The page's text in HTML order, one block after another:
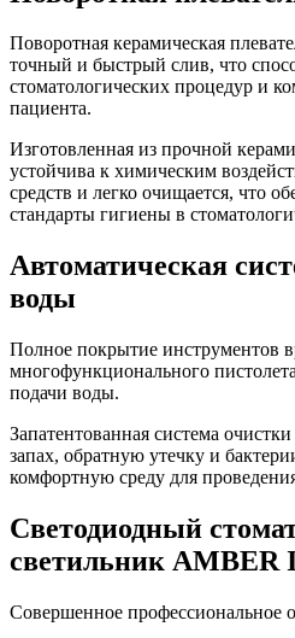
Поворотная керамическая
точный и быстрый слив, что
стоматологических процедур и
пациента.
Изготовленная из прочной
устойчива к химическим
средств и легко очищается, что
стандарты гигиены в
Автоматическая
воды
Полное покрытие инструментов
многофункционального
подачи воды.
Запатентованная система
запах, обратную утечку и
комфортную среду для
Светодиодный
светильник AMBER
Совершенное профессиональное